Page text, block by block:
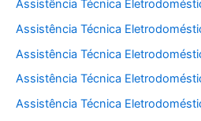
Assistência Técnica
Assistência Técnica
Assistência Técnica
Assistência Técnica
Assistência Técnica